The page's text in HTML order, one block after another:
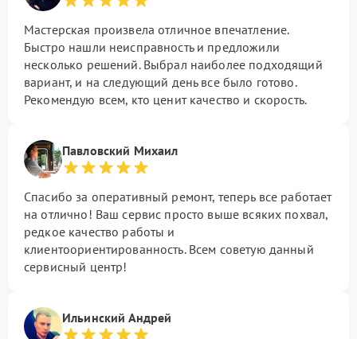
Мастерская произвела отличное впечатление.
Быстро нашли неисправность и предложили
несколько решений. Выбрал наиболее подходящий
вариант, и на следующий день все было готово.
Рекомендую всем, кто ценит качество и скорость.
Павловский Михаил
Спасибо за оперативный ремонт, теперь все работает
на отлично! Ваш сервис просто выше всяких похвал,
редкое качество работы и
клиентоориентированность. Всем советую данный
сервисный центр!
Ильинский Андрей